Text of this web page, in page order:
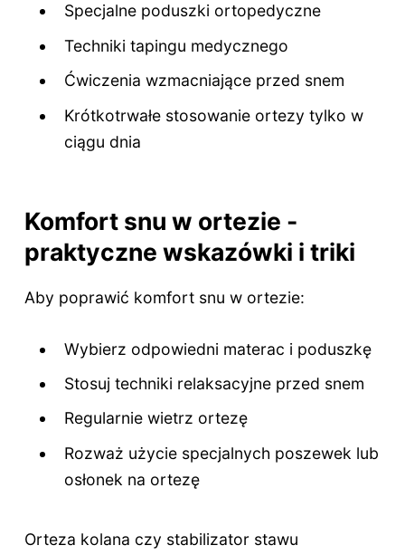
Specjalne poduszki ortopedyczne
Techniki tapingu medycznego
Ćwiczenia wzmacniające przed snem
Krótkotrwałe stosowanie ortezy tylko w
ciągu dnia
Komfort snu w ortezie -
praktyczne wskazówki i triki
Aby poprawić komfort snu w ortezie:
Wybierz odpowiedni materac i poduszkę
Stosuj techniki relaksacyjne przed snem
Regularnie wietrz ortezę
Rozważ użycie specjalnych poszewek lub
osłonek na ortezę
Orteza kolana czy stabilizator stawu